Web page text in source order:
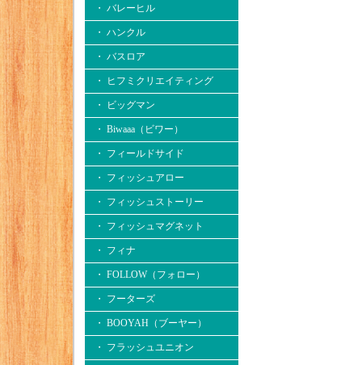
・ バレーヒル
・ ハンクル
・ バスロア
・ ヒフミクリエイティング
・ ビッグマン
・ Biwaaa（ビワー）
・ フィールドサイド
・ フィッシュアロー
・ フィッシュストーリー
・ フィッシュマグネット
・ フィナ
・ FOLLOW（フォロー）
・ フーターズ
・ BOOYAH（ブーヤー）
・ フラッシュユニオン